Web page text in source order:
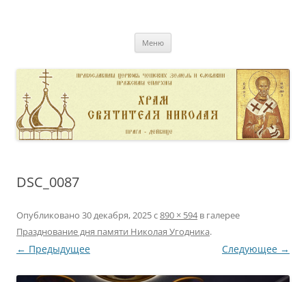
Меню
DSC_0087
Опубликовано 30 декабря, 2025с890 × 594в галерее
Празднование дня памяти Николая Угодника.
← Предыдущее Следующее →